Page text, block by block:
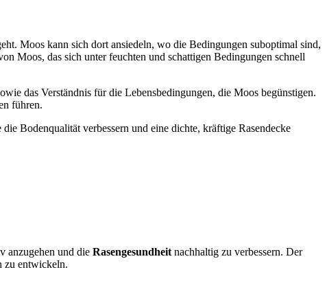
Moos kann sich dort ansiedeln, wo die Bedingungen suboptimal sind,
Moos, das sich unter feuchten und schattigen Bedingungen schnell
das Verständnis für die Lebensbedingungen, die Moos begünstigen.
führen.
Bodenqualität verbessern und eine dichte, kräftige Rasendecke
anzugehen und die Rasengesundheit nachhaltig zu verbessern. Der
zu entwickeln.